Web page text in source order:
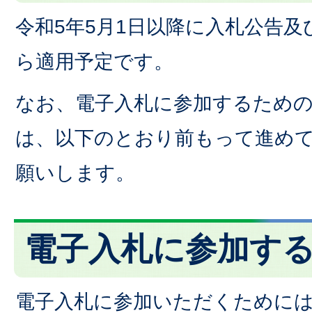
令和5年5月1日以降に入札公告
ら適用予定です。
なお、電子入札に参加するため
は、以下のとおり前もって進め
願いします。
電子入札に参加す
電子入札に参加いただくために